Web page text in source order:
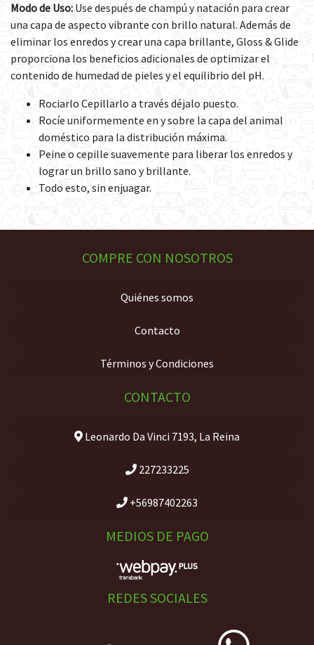
Modo de Uso: Use después de champú y natación para crear
una capa de aspecto vibrante con brillo natural. Además de
eliminar los enredos y crear una capa brillante, Gloss & Glide
proporciona los beneficios adicionales de optimizar el
contenido de humedad de pieles y el equilibrio del pH.
Rociarlo Cepillarlo a través déjalo puesto.
Rocíe uniformemente en y sobre la capa del animal
doméstico para la distribución máxima.
Peine o cepille suavemente para liberar los enredos y
lograr un brillo sano y brillante.
Todo esto, sin enjuagar.
COMPRE CON NOSOTROS
Quiénes somos
Contacto
Términos y Condiciones
CONTACTO
Leonardo Da Vinci 7193, La Reina
227233225
+56987402263
MEDIOS DE PAGO
REDES SOCIALES